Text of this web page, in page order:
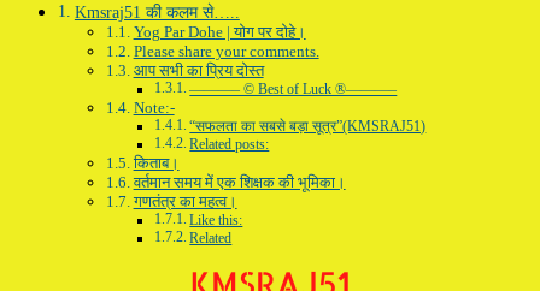
Kmsraj51 की कलम से…..
Yog Par Dohe | योग पर दोहे।
Please share your comments.
आप सभी का प्रिय दोस्त
———– © Best of Luck ®———–
Note:-
“सफलता का सबसे बड़ा सूत्र”(KMSRAJ51)
Related posts:
किताब।
वर्तमान समय में एक शिक्षक की भूमिका।
गणतंत्र का महत्व।
Like this:
Related